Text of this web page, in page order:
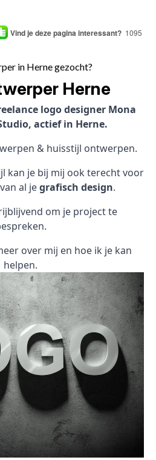
Vind je deze pagina interessant? 1095
in Herne gezocht?
Herne
logo designer Mona
actief in Herne.
& huisstijl ontwerpen.
kan je bij mij ook terecht voor
van al jegrafisch design.
om je project te
over mij en hoe ik je kan
helpen.